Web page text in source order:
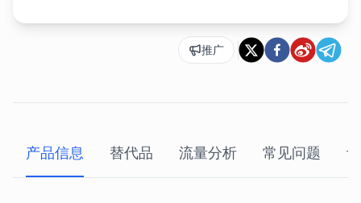
推广
产品信息 替代品 流量分析 常见问题